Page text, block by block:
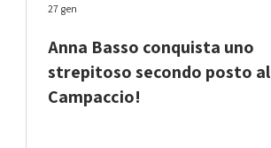
Anna Basso conquista uno
strepitoso secondo posto al
Campaccio!
27 gen